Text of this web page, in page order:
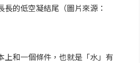
長的低空凝結尾（圖片來源：
上和一個條件，也就是「水」有